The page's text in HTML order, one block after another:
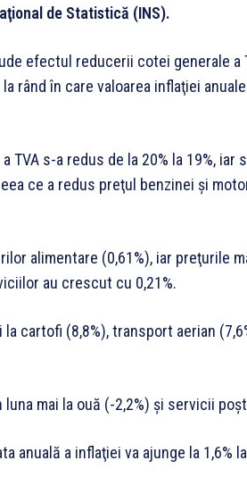
de Statistică (INS).
efectul reducerii cotei generale a
rând în care valoarea inflaţiei
TVA s-a redus de la 20% la 19%, iar
ce a redus preţul benzinei și
alimentare (0,61%), iar preţurile
au crescut cu 0,21%.
cartofi (8,8%), transport aerian
mai la ouă (-2,2%) şi servicii
anuală a inflaţiei va ajunge la 1,6%